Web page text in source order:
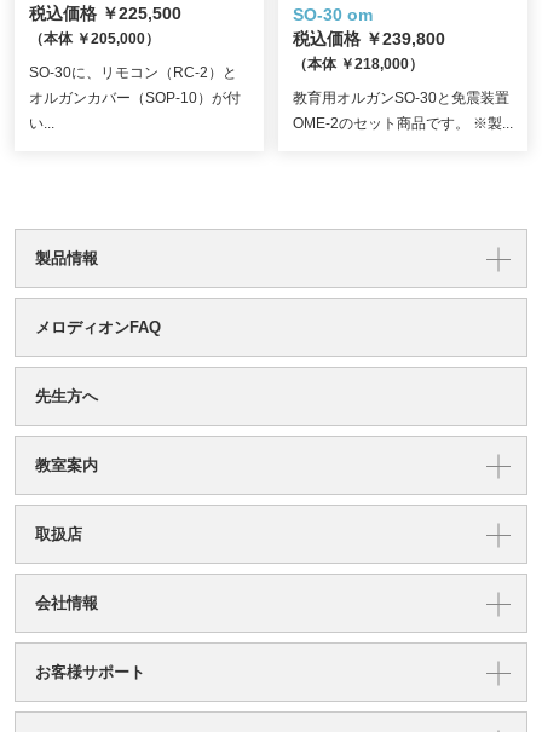
税込価格 ￥225,500
（本体 ￥205,000）
SO-30に、リモコン（RC-2）と
オルガンカバー（SOP-10）が付
い...
SO-30 om
税込価格 ￥239,800
（本体 ￥218,000）
教育用オルガンSO-30と免震装置
OME-2のセット商品です。 ※製...
製品情報
メロディオンFAQ
先生方へ
教室案内
取扱店
会社情報
お客様サポート